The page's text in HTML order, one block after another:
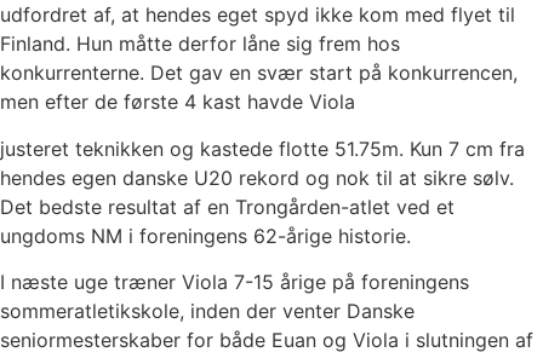
udfordret af, at hendes eget spyd ikke kom med flyet til
Finland. Hun måtte derfor låne sig frem hos
konkurrenterne. Det gav en svær start på konkurrencen,
men efter de første 4 kast havde Viola
justeret teknikken og kastede flotte 51.75m. Kun 7 cm fra
hendes egen danske U20 rekord og nok til at sikre sølv.
Det bedste resultat af en Trongården-atlet ved et
ungdoms NM i foreningens 62-årige historie.
I næste uge træner Viola 7-15 årige på foreningens
sommeratletikskole, inden der venter Danske
seniormesterskaber for både Euan og Viola i slutningen af